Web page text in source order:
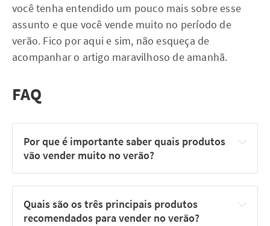
você tenha entendido um pouco mais sobre esse
assunto e que você vende muito no período de
verão. Fico por aqui e sim, não esqueça de
acompanhar o artigo maravilhoso de amanhã.
FAQ
Por que é importante saber quais produtos
vão vender muito no verão?
Quais são os três principais produtos
recomendados para vender no verão?